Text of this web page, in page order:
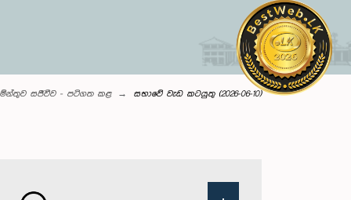
සජීවීව - පටිගත කළ සභාවේ වැඩ කටයුතු (2026-06-10)